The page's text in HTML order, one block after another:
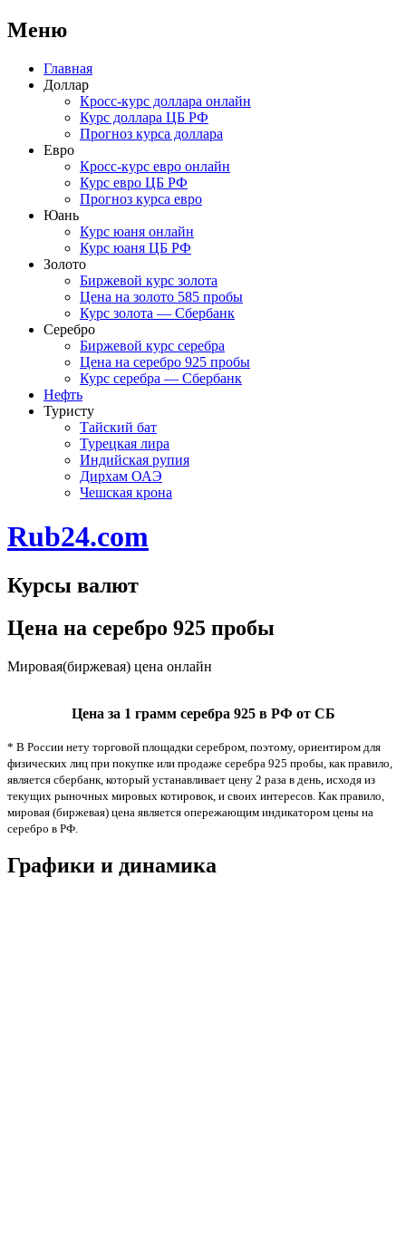
Меню
Перейти
содержимому
Главная
Доллар
Кросс-курс доллара онлайн
Курс доллара ЦБ РФ
Прогноз курса доллара
Евро
Кросс-курс евро онлайн
Курс евро ЦБ РФ
Прогноз курса евро
Юань
Курс юаня онлайн
Курс юаня ЦБ РФ
Золото
Биржевой курс золота
Цена на золото 585 пробы
Курс золота — Сбербанк
Серебро
Биржевой курс серебра
Цена на серебро 925 пробы
Курс серебра — Сбербанк
Нефть
Туристу
Тайский бат
Турецкая лира
Индийская рупия
Дирхам ОАЭ
Чешская крона
Rub24.com
Курсы валют
Цена на серебро 925 пробы
Мировая(биржевая) цена онлайн
Цена за 1 грамм серебра 925 в РФ от СБ
* В России нету торговой площадки серебром, поэтому, ориентиром для
физических лиц при покупке или продаже серебра 925 пробы, как правило,
является сбербанк, который устанавливает цену 2 раза в день, исходя из
текущих рыночных мировых котировок, и своих интересов. Как правило,
мировая (биржевая) цена является опережающим индикатором цены на
серебро в РФ.
Графики и динамика